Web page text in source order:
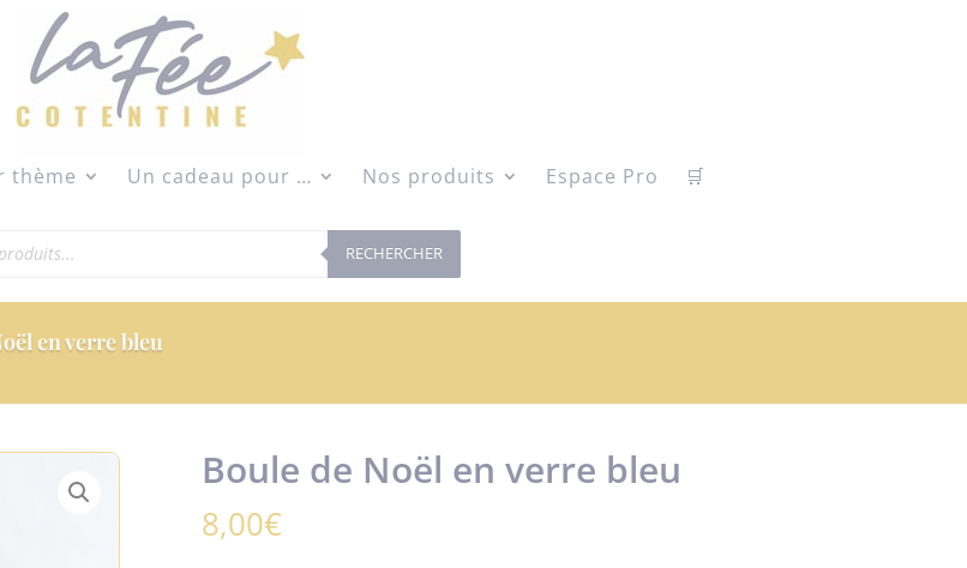
thème Un cadeau pour … Nos produits Espace Pro 🛒
RECHERCHER
en verre bleu
Boule de Noël en verre bleu
8,00€
modal-check